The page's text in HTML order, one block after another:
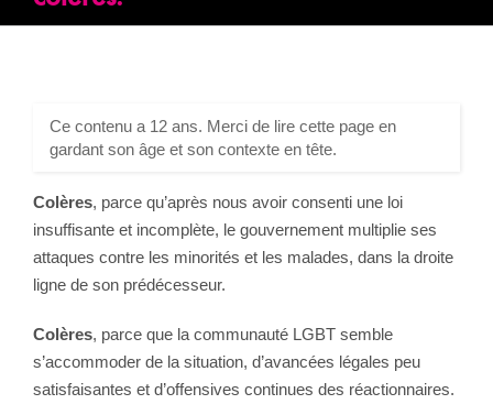
Ce contenu a 12 ans. Merci de lire cette page en
gardant son âge et son contexte en tête.
Colères, parce qu’après nous avoir consenti une loi
insuffisante et incomplète, le gouvernement multiplie ses
attaques contre les minorités et les malades, dans la droite
ligne de son prédécesseur.
Colères, parce que la communauté LGBT semble
s’accommoder de la situation, d’avancées légales peu
satisfaisantes et d’offensives continues des réactionnaires.